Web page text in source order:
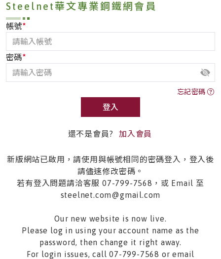
Steelnet華文專業鋼鐵網會員
帳號*
密碼*
忘記密碼
登入
還不是會員? 加入會員
新版網站已啟用，請使用與帳號相同的密碼登入，登入後
請儘速修改密碼。
若有登入問題請洽客服 07-799-7568，或 Email 至
steelnet.com@gmail.com
Our new website is now live.
Please log in using your account name as the
password, then change it right away.
For login issues, call 07-799-7568 or email